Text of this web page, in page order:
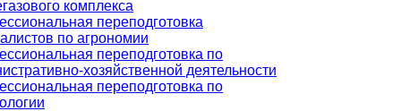
комплекса
переподготовка
по агрономии
переподготовка по
хозяйственной деятельности
переподготовка по